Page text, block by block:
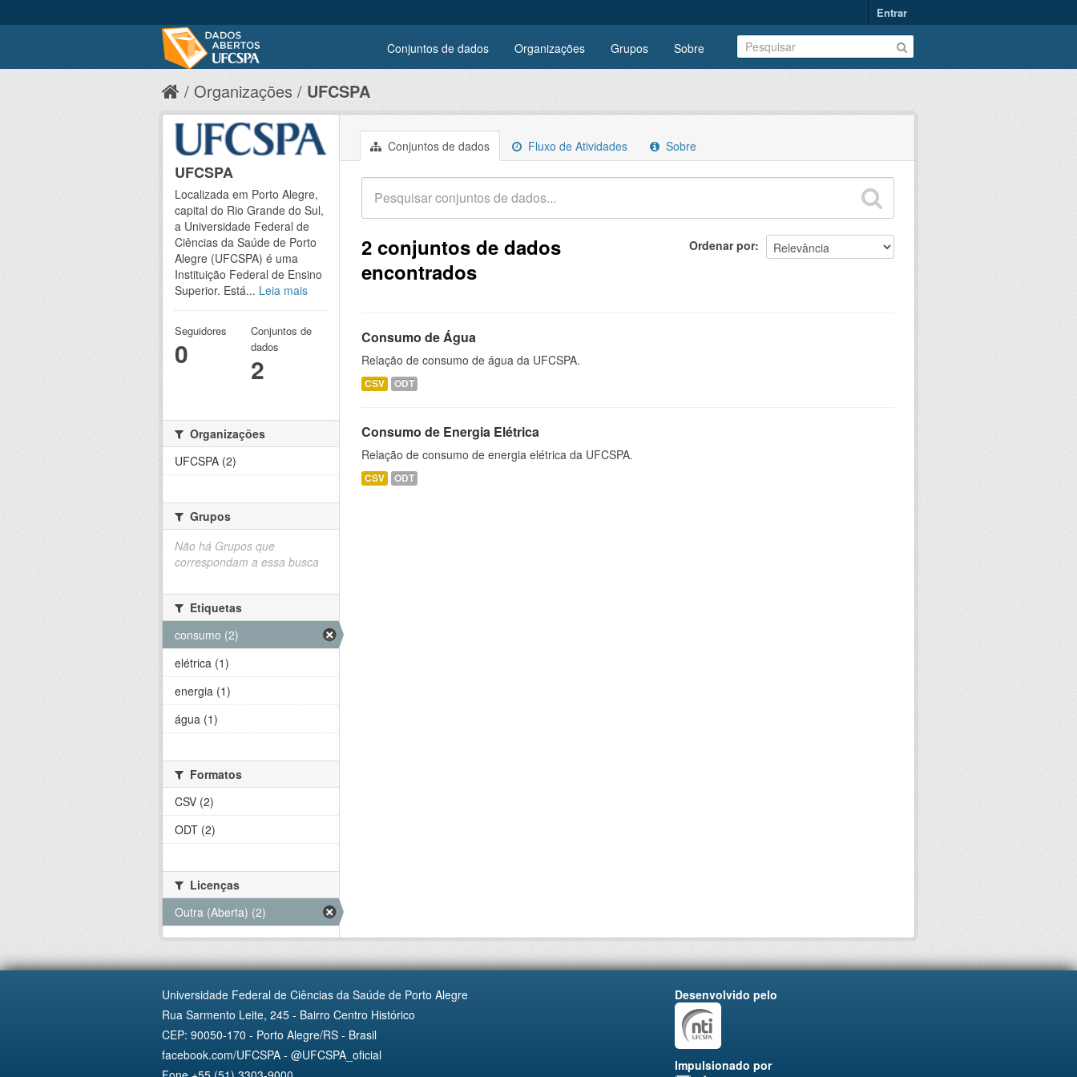
Entrar
Conjuntos de dados Organizações Grupos Sobre
Organizações UFCSPA
Conjuntos de dados Fluxo de Atividades Sobre
Ordenar por
2 conjuntos de dados
encontrados
Consumo de Água
Relação de consumo de água da UFCSPA.
CSV ODT
Consumo de Energia Elétrica
Relação de consumo de energia elétrica da UFCSPA.
CSV ODT
UFCSPA
Localizada em Porto Alegre,
capital do Rio Grande do Sul,
a Universidade Federal de
Ciências da Saúde de Porto
Alegre (UFCSPA) é uma
Instituição Federal de Ensino
Superior. Está... Leia mais
Seguidores
0
Conjuntos de
dados
2
Organizações
UFCSPA (2)
Grupos
Não há Grupos que
correspondam a essa busca
Etiquetas
consumo (2)
elétrica (1)
energia (1)
água (1)
Formatos
CSV (2)
ODT (2)
Licenças
Outra (Aberta) (2)
Universidade Federal de Ciências da Saúde de Porto Alegre
Rua Sarmento Leite, 245 - Bairro Centro Histórico
CEP: 90050-170 - Porto Alegre/RS - Brasil
facebook.com/UFCSPA - @UFCSPA_oficial
Desenvolvido pelo
Impulsionado por